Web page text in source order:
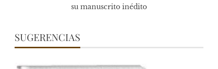
su manuscrito inédito
SUGERENCIAS